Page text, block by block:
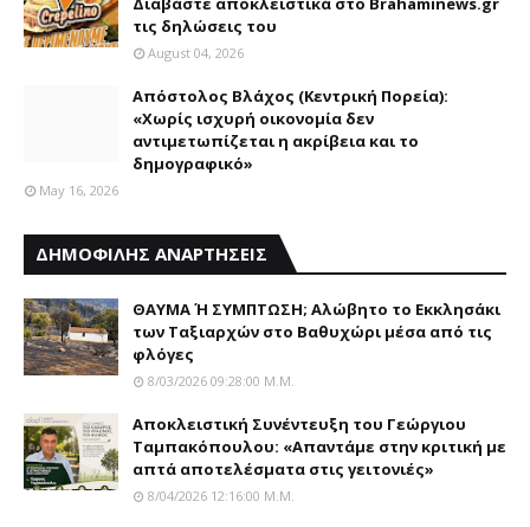
τις δηλώσεις του
August 04, 2026
Απόστολος Βλάχος (Κεντρική Πορεία):
«Χωρίς ισχυρή οικονομία δεν
αντιμετωπίζεται η ακρίβεια και το
δημογραφικό»
May 16, 2026
ΔΗΜΟΦΙΛΗΣ ΑΝΑΡΤΗΣΕΙΣ
ΘΑΥΜΑ Ή ΣΥΜΠΤΩΣΗ; Aλώβητο το Eκκλησάκι
των Tαξιαρχών στο Bαθυχώρι μέσα από τις
φλόγες
8/03/2026 09:28:00 Μ.μ.
Αποκλειστική Συνέντευξη του Γεώργιου
Ταμπακόπουλου: «Απαντάμε στην κριτική με
απτά αποτελέσματα στις γειτονιές»
8/04/2026 12:16:00 Μ.μ.